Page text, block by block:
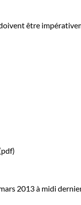
être
2013 à midi